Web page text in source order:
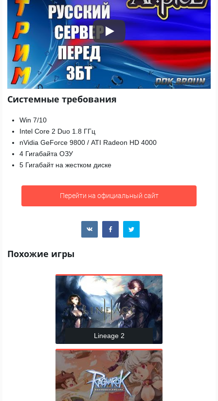
Play
Системные требования
Win 7/10
Intel Core 2 Duo 1.8 ГГц
nVidia GeForce 9800 / ATI Radeon HD 4000
4 Гигабайта ОЗУ
5 Гигабайт на жестком диске
Перейти на официальный сайт
Похожие игры
Lineage 2